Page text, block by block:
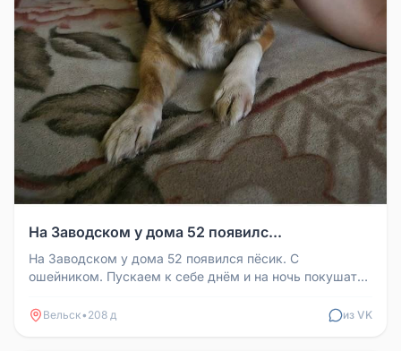
На Заводском у дома 52 появилс...
На Заводском у дома 52 появился пёсик. С
ошейником. Пускаем к себе днём и на ночь покушать,
Вельск• 208 д из VK